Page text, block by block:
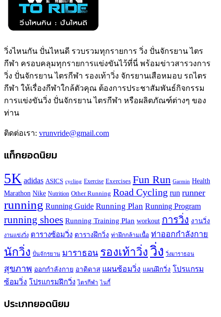
วิ่งไหนกัน ปั่นไหนดี รวบรวมทุกรายการ วิ่ง ปั่นจักรยาน ไตร
กีฬา ครอบคลุมทุกรายการแข่งขันไว้ที่นี่ พร้อมข่าวสารวงการ
วิ่ง ปั่นจักรยาน ไตรกีฬา รองเท้าวิ่ง จักรยานเสือหมอบ รถไตร
กีฬา ให้เรื่องกีฬาใกล้ตัวคุณ ต้องการประชาสัมพันธ์กิจกรรม
การแข่งขันวิ่ง ปั่นจักรยาน ไตรกีฬา หรือผลิตภัณฑ์ต่างๆ ของ
ท่าน
ติดต่อเรา: vrunvride@gmail.com
แท็กยอดนิยม
5K adidas ASICS cycling Exercise Exercises Fun Run Garmin Health
Marathon Nike Nutrition Other Running Road Cycling run runner
running Running Guide Running Plan Running Program
running shoes Running Training Plan workout การวิ่ง งานวิ่ง
งานแข่งวิ่ง ตารางซ้อมวิ่ง ตารางฝึกวิ่ง ท่าฝึกกล้ามเนื้อ ท่าออกกำลังกาย
นักวิ่ง ปั่นจักรยาน มาราธอน รองเท้าวิ่ง วิ่ง วิ่งมาราธอน
สุขภาพ ออกกำลังกาย อาดิดาส แผนซ้อมวิ่ง แผนฝึกวิ่ง โปรแกรม
ซ้อมวิ่ง โปรแกรมฝึกวิ่ง ไตรกีฬา ไนกี้
ประเภทยอดนิยม